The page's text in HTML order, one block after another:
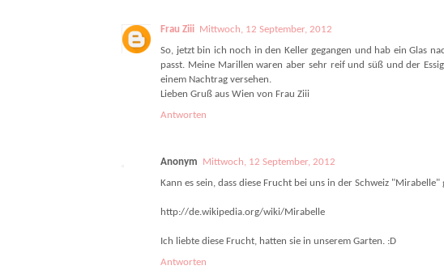
Frau Ziii Mittwoch, 12 September, 2012
So, jetzt bin ich noch in den Keller gegangen und hab ein Glas
passt. Meine Marillen waren aber sehr reif und süß und der
einem Nachtrag versehen.
Lieben Gruß aus Wien von Frau Ziii
Antworten
Anonym
Mittwoch, 12 September, 2012
Kann es sein, dass diese Frucht bei uns in der Schweiz
http://de.wikipedia.org/wiki/Mirabelle
Ich liebte diese Frucht, hatten sie in unserem Garten. :D
Antworten